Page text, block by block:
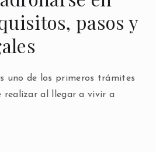
pasos y
uno de los primeros trámites
realizar al llegar a vivir a